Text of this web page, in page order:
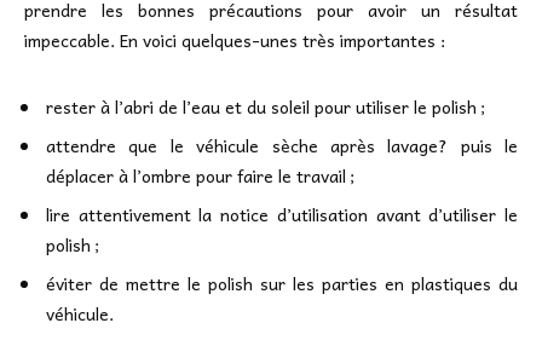
prendre les bonnes précautions pour avoir un résultat
impeccable. En voici quelques-unes très importantes :
rester à l’abri de l’eau et du soleil pour utiliser le polish ;
attendre que le véhicule sèche après lavage? puis le
déplacer à l’ombre pour faire le travail ;
lire attentivement la notice d’utilisation avant d’utiliser le
polish ;
éviter de mettre le polish sur les parties en plastiques du
véhicule.